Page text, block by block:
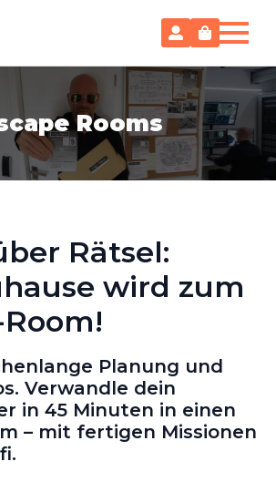
Rooms
Rätsel:
wird zum
Planung und
Verwandle dein
in 45 Minuten in einen
– mit fertigen Missionen